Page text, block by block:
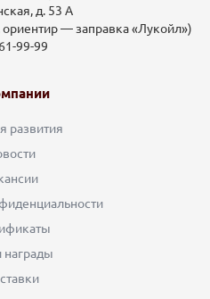
д. 53 А
ориентир — заправка «Лукойл»)
99-99
развития